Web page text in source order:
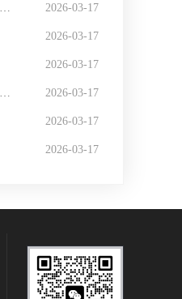
2026-03-17
2026-03-17
2026-03-17
2026-03-17
2026-03-17
2026-03-17